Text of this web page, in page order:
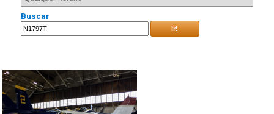
Buscar
Ir!